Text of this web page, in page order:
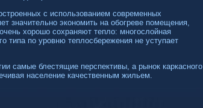
с использованием современных
значительно экономить на обогреве помещения,
хорошо сохраняют тепло: многослойная
типа по уровню теплосбережения не уступает
самые блестящие перспективы, а рынок каркасного
население качественным жильем.